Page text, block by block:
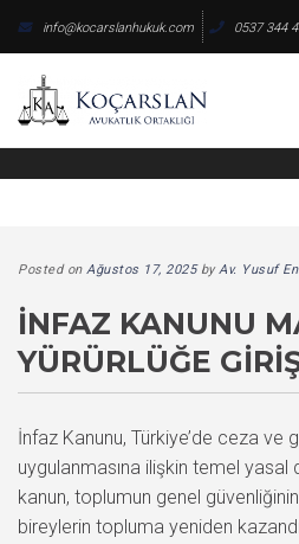
content
info@kocarslanhukuk.com 0537 344
Posted on Ağustos 17, 2025byAv. Yusuf
İNFAZ KANUNU
YÜRÜRLÜĞE
İnfaz Kanunu, Türkiye’de ceza ve
uygulanmasına ilişkin temel yasal
kanun, toplumun genel
bireylerin topluma yeniden